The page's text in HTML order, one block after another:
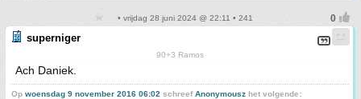
• vrijdag 28 juni 2024 @ 22:11 • 241
superniger
90+3 Ramos
Ach Daniek.
Op woensdag 9 november 2016 06:02 schreefAnonymousz het volgende: